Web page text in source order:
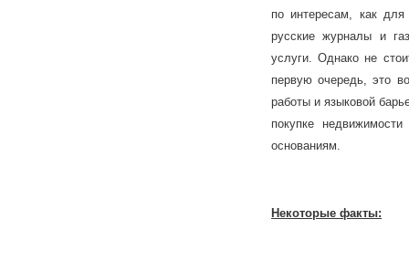
по интересам, как
русские журналы и
услуги. Однако не
первую очередь, это
работы и языковой
покупке
основаниям.
Некоторые факты: